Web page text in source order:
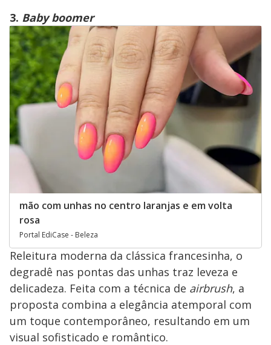
3. Baby boomer
mão com unhas no centro laranjas e em volta
rosa
Portal EdiCase - Beleza
Releitura moderna da clássica francesinha, o
degradê nas pontas das unhas traz leveza e
delicadeza. Feita com a técnica de airbrush, a
proposta combina a elegância atemporal com
um toque contemporâneo, resultando em um
visual sofisticado e romântico.